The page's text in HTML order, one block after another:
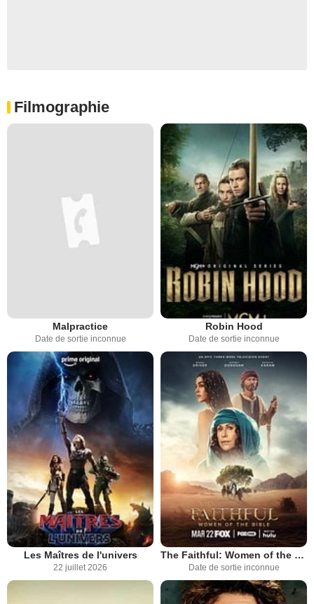
Filmographie
Malpractice
Date de sortie inconnue
Robin Hood
Date de sortie inconnue
Les Maîtres de l'univers
22 juillet 2026
The Faithful: Women of the Bible
Date de sortie inconnue